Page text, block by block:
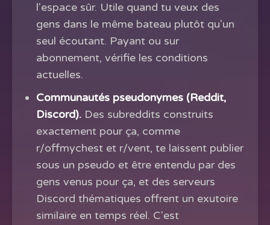
l'espace sûr. Utile quand tu veux des
gens dans le même bateau plutôt qu'un
seul écoutant. Payant ou sur
abonnement, vérifie les conditions
actuelles.
Communautés pseudonymes (Reddit,
Discord). Des subreddits construits
exactement pour ça, comme
r/offmychest et r/vent, te laissent publier
sous un pseudo et être entendu par des
gens venus pour ça, et des serveurs
Discord thématiques offrent un exutoire
similaire en temps réel. C'est